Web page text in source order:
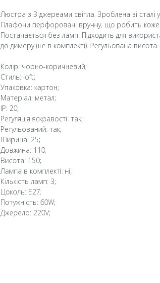
Люстра з 3 джереами світла. Зроблена зі сталі
Плафони перфоровані вручну, що робить кожен
Постачається без ламп. Підходить для
до димеру (не в комплекті). Регульована
Колір: чорно-коричневий;
Стиль: loft;
Упаковка: картон;
Матеріал: метал;
IP: 20;
Регуляція яскравості: так;
Регульований: так;
Ширина: 25;
Довжина: 110;
Висота: 150;
Лампа в комплекті: ні;
Кількість ламп: 3;
Цоколь: E27;
Потужність: 60W;
Джерело: 220V;